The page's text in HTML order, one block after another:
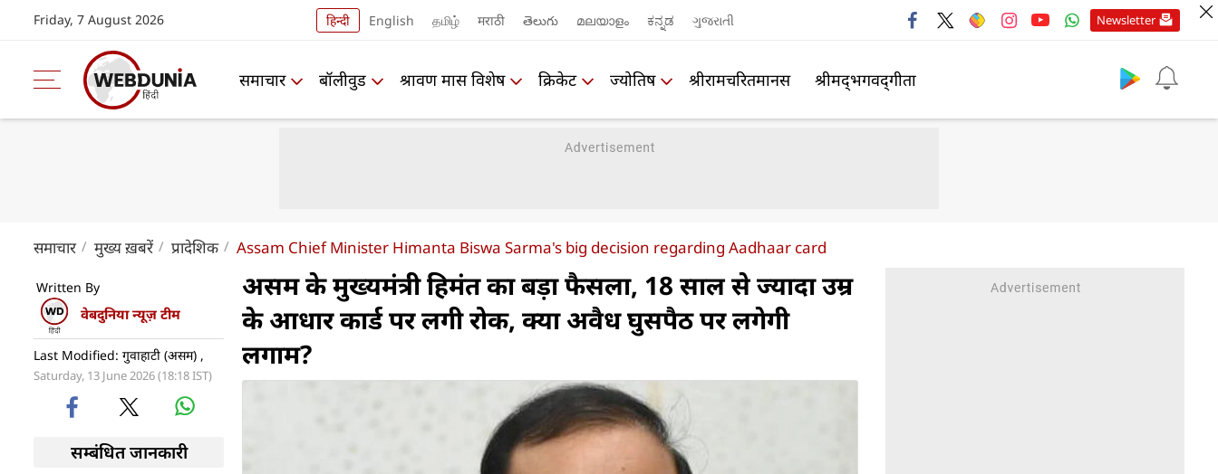
Friday, 7 August 2026 हिन्दी English தமிழ் मराठी తెలుగు മലയാളം ಕನ್ನಡ ગુજરાતી Newsletter
समाचार बॉलीवुड श्रावण मास विशेष क्रिकेट ज्योतिष श्रीरामचरितमानस श्रीमद्‍भगवद्‍गीता
समाचार मुख्य ख़बरें प्रादेशिक Assam Chief Minister Himanta Biswa Sarma's big decision regarding Aadhaar card
Written By
वेबदुनिया न्यूज़ टीम
Last Modified: गुवाहाटी (असम) ,
Saturday, 13 June 2026 (18:18 IST)
सम्बंधित जानकारी
असम के मुख्यमंत्री हिमंत का बड़ा फैसला, 18 साल से ज्‍यादा उम्र
के आधार कार्ड पर लगी रोक, क्‍या अवैध घुसपैठ पर लगेगी
लगाम?